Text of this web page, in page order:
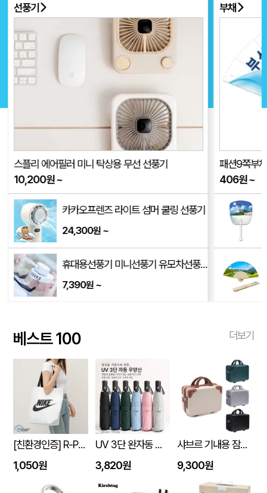
선풍기
스플리 에어필러 미니 탁상용 무선 선풍기
10,200원~
카카오프렌즈 라이트 섬머 쿨링 선풍기
24,300원~
휴대용선풍기 미니선풍기 유모차선풍기 가습기선풍기 넥밴드선풍기
7,390원~
부채
패션9쪽부
406원~
베스트 100 더보기
[친환경인증] R-PET 고밀도 리유저블백 (검정내피/170g)(S~XL)
1,050원
UV 3단 완자동 양우산
3,820원
샤브르 기내용 잠금장치 있는여행용 보조 캐리어 레디백
9,300원